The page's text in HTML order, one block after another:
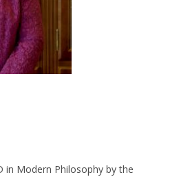
in Modern Philosophy by the